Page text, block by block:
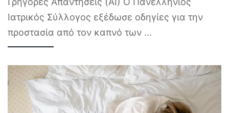
Ιατρικός Σύλλογος εξέδωσε οδηγίες για την
προστασία από τον καπνό των ...